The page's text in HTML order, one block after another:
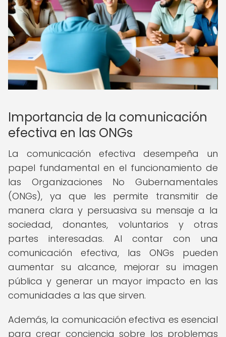
Importancia de la comunicación
efectiva en las ONGs
La comunicación efectiva desempeña un
papel fundamental en el funcionamiento de
las Organizaciones No Gubernamentales
(ONGs), ya que les permite transmitir de
manera clara y persuasiva su mensaje a la
sociedad, donantes, voluntarios y otras
partes interesadas. Al contar con una
comunicación efectiva, las ONGs pueden
aumentar su alcance, mejorar su imagen
pública y generar un mayor impacto en las
comunidades a las que sirven.
Además, la comunicación efectiva es esencial
para crear conciencia sobre los problemas